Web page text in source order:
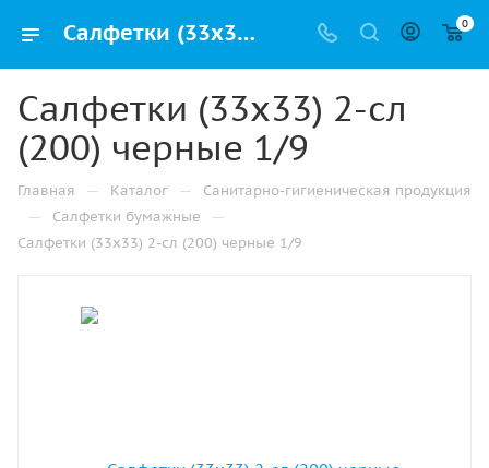
Салфетки (33х33) 2-сл (200) черные 1/9 купить от производителя в Екатеринбурге 0
Салфетки (33х33) 2-сл
(200) черные 1/9
Главная — Каталог — Санитарно-гигиеническая продукция
— Салфетки бумажные —
Салфетки (33х33) 2-сл (200) черные 1/9